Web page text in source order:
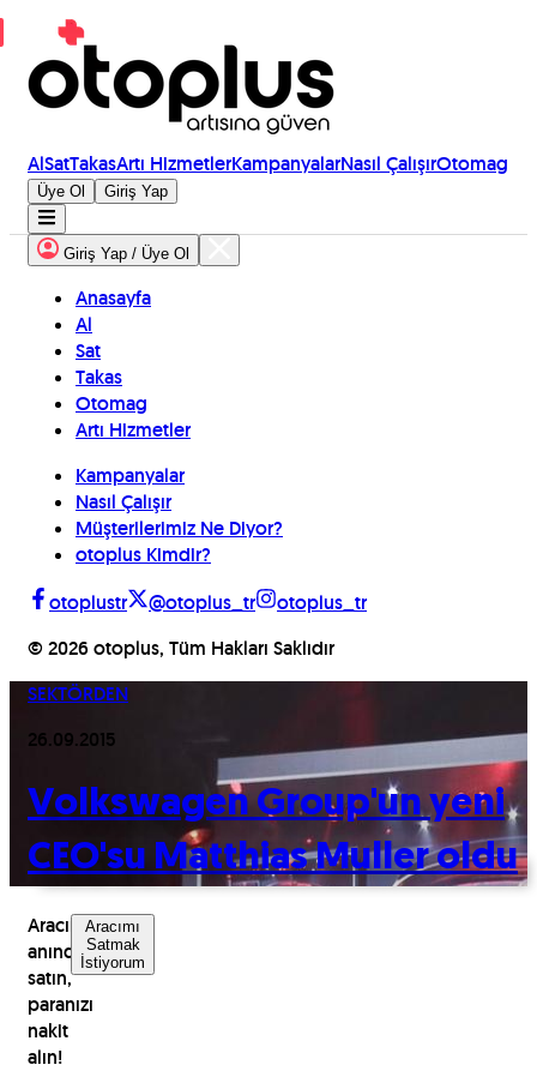
AlSatTakasArtı HizmetlerKampanyalarNasıl ÇalışırOtomag
Üye Ol Giriş Yap
Giriş Yap / Üye Ol
Anasayfa
Al
Sat
Takas
Otomag
Artı Hizmetler
Kampanyalar
Nasıl Çalışır
Müşterilerimiz Ne Diyor?
otoplus Kimdir?
otoplustr
@otoplus_tr
otoplus_tr
© 2026 otoplus, Tüm Hakları Saklıdır
SEKTÖRDEN
26.09.2015
Volkswagen Group'un yeni
CEO'su Matthias Muller oldu
Aracınızı
anında
satın,
paranızı
nakit
alın!
Aracımı
Satmak
İstiyorum